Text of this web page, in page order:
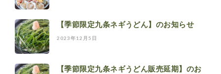
【季節限定九条ネギうどん】のお知らせ
2023年12月5日
【季節限定九条ネギうどん販売延期】のお